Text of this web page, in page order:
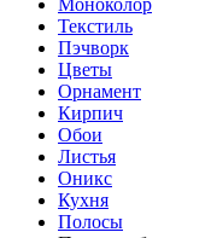
Моноколор
Текстиль
Пэчворк
Цветы
Орнамент
Кирпич
Обои
Листья
Оникс
Кухня
Полосы